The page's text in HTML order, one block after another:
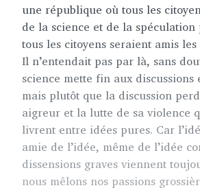
une république où tous les
de la science et de la spéculation
tous les citoyens seraient amis les
Il n’entendait pas par là, sans
science mette fin aux discussions
mais plutôt que la discussion
aigreur et la lutte de sa violence
livrent entre idées pures. Car
amie de l’idée, même de l’idée
dissensions graves viennent
nous mêlons nos passions